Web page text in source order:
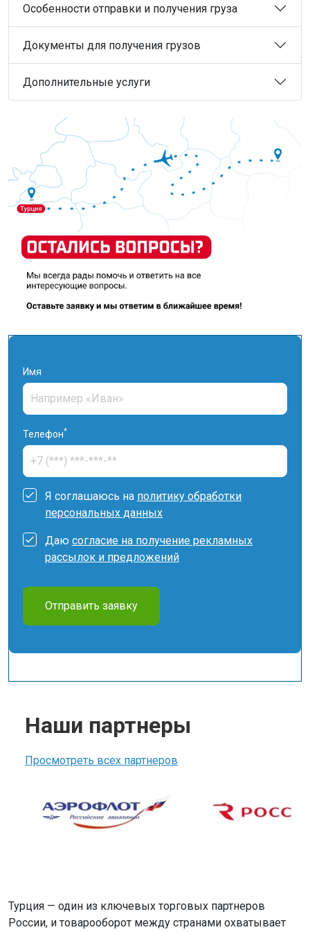
Особенности отправки и получения груза
Документы для получения грузов
Дополнительные услуги
Имя
Телефон*
Я соглашаюсь на политику обработки
персональных данных
Даю согласие на получение рекламных
рассылок и предложений
Отправить заявку
Наши партнеры
Просмотреть всех партнеров
Турция — один из ключевых торговых партнеров
России, и товарооборот между странами охватывает